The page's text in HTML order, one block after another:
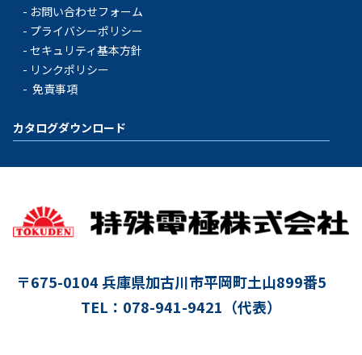
お問い合わせフォーム
プライバシーポリシー
セキュリティ基本方針
リンクポリシー
免責事項
カタログダウンロード
〒675-0104 兵庫県加古川市平岡町土山899番5
TEL：078-941-9421（代表）